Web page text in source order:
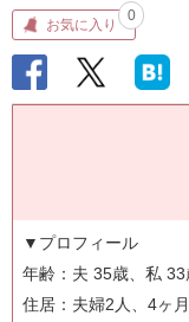
お気に入り
0
▼プロフィール
年齢：夫 35歳、私 33
住居：夫婦2人、4ヶ